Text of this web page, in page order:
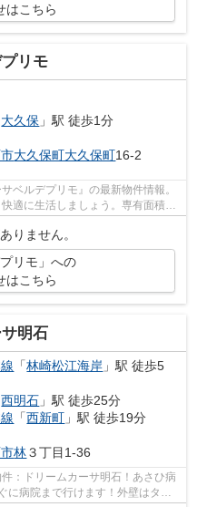
はこちら
リモ
大久保 」駅 徒歩1分
大久保町大久保町16-2
ベルデプリモ』の最新物件情報。
適に生活しましょう。専有面積は
りません。
リモ」への
はこちら
明石
「林崎松江海岸 」駅 徒歩5
西明石 」駅 徒歩25分
「西新町 」駅 徒歩19分
林３丁目1-36
：ドリームカーサ明石！あさひ病
に病院まで行けます！外壁はタイ